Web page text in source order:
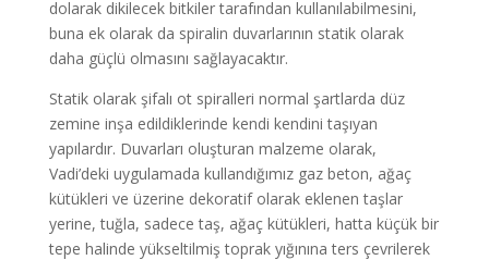
dolarak dikilecek bitkiler tarafından kullanılabilmesini,
buna ek olarak da spiralin duvarlarının statik olarak
daha güçlü olmasını sağlayacaktır.
Statik olarak şifalı ot spiralleri normal şartlarda düz
zemine inşa edildiklerinde kendi kendini taşıyan
yapılardır. Duvarları oluşturan malzeme olarak,
Vadi’deki uygulamada kullandığımız gaz beton, ağaç
kütükleri ve üzerine dekoratif olarak eklenen taşlar
yerine, tuğla, sadece taş, ağaç kütükleri, hatta küçük bir
tepe halinde yükseltilmiş toprak yığınına ters çevrilerek